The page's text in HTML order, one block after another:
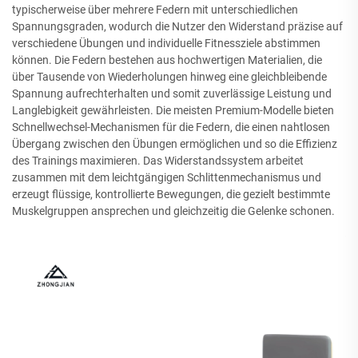
typischerweise über mehrere Federn mit unterschiedlichen
Spannungsgraden, wodurch die Nutzer den Widerstand präzise auf
verschiedene Übungen und individuelle Fitnessziele abstimmen
können. Die Federn bestehen aus hochwertigen Materialien, die
über Tausende von Wiederholungen hinweg eine gleichbleibende
Spannung aufrechterhalten und somit zuverlässige Leistung und
Langlebigkeit gewährleisten. Die meisten Premium-Modelle bieten
Schnellwechsel-Mechanismen für die Federn, die einen nahtlosen
Übergang zwischen den Übungen ermöglichen und so die Effizienz
des Trainings maximieren. Das Widerstandssystem arbeitet
zusammen mit dem leichtgängigen Schlittenmechanismus und
erzeugt flüssige, kontrollierte Bewegungen, die gezielt bestimmte
Muskelgruppen ansprechen und gleichzeitig die Gelenke schonen.